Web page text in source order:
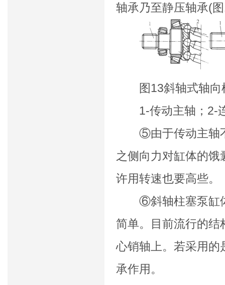
轴承乃至静压轴承(
图13斜轴式轴向
1-传动主轴；2-连
⑤由于传动主轴不
之侧向力对缸体的
许用转速也要高些。
⑥斜轴柱塞泵缸
简单。目前流行的结
心销轴上。若采用的
承作用。